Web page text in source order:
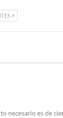
necesario es de